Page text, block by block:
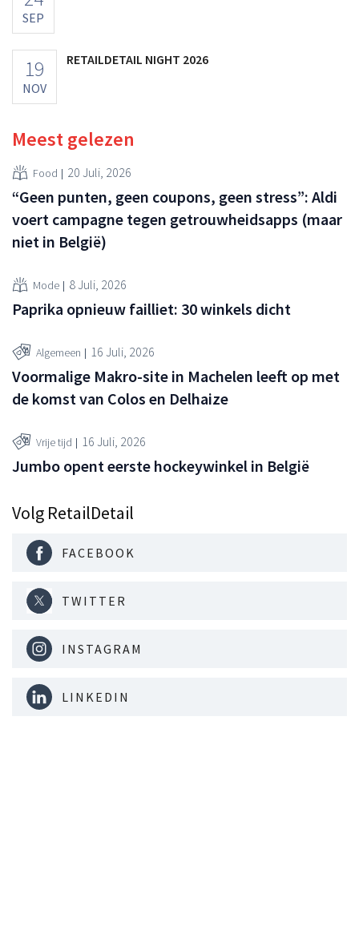
SEP
19
NOV
RETAILDETAIL NIGHT 2026
Meest gelezen
Food 20 Juli, 2026
“Geen punten, geen coupons, geen stress”: Aldi
voert campagne tegen getrouwheidsapps (maar
niet in België)
Mode 8 Juli, 2026
Paprika opnieuw failliet: 30 winkels dicht
Algemeen 16 Juli, 2026
Voormalige Makro-site in Machelen leeft op met
de komst van Colos en Delhaize
Vrije tijd 16 Juli, 2026
Jumbo opent eerste hockeywinkel in België
Volg RetailDetail
FACEBOOK
TWITTER
INSTAGRAM
LINKEDIN